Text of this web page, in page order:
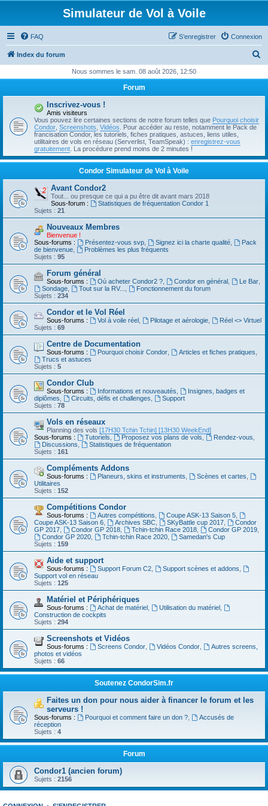
Simulateur de Vol à Voile
FAQ Connexion
S’enregistrer
Index du forum
h
h
Nous sommes le sam. 08 août 2026, 12:50
Forum
Inscrivez-vous !
Amis visiteurs
Vous pouvez lire certaines sections de notre forum telles que Pourquoi choisir
Condor Screenshots Vidéos . Pour accéder au reste, notamment le Pack de
francisation Condor, les tutoriels, fiches pratiques, astuces, liens utiles,
utilitaires de vols en réseau (Serverlist, TeamSpeak) : enregistrez-vous
gratuitement . La procédure prend moins de 2 minutes !
Condor Simulateur de Vol à Voile
Avant Condor2
Tout... ou presque ce qui a pu être dit avant mars 2018
Sous-forum :
Statistiques de fréquentation Condor 1
Sujets : 21
Nouveaux Membres
Bienvenue !
Sous-forums :
Présentez-vous svp, Signez ici la charte qualité,
Pack
de bienvenue
Problèmes les plus fréquents
Sujets : 95
Forum général
Sous-forums : Où acheter Condor2 ?, Condor en général, Le Bar,
Sondage, Tout sur la RV...
Fonctionnement du forum
Sujets : 234
Condor et le Vol Réel
Sous-forums : Vol à voile réel, Pilotage et aérologie,
Réel <> Virtuel
Sujets : 69
Centre de Documentation
Sous-forums : Pourquoi choisir Condor, Articles et fiches pratiques
Trucs et astuces
Sujets : 5
Condor Club
Sous-forums : Informations et nouveautés
Insignes, badges et
diplômes
Circuits, défis et challenges
Support
Sujets : 78
Vols en réseaux
Planning des vols [17H30 Tchin Tchin] [13H30 WeekEnd]
Sous-forums :
Tutoriels Proposez vos plans de vols Rendez-vous
Discussions
Statistiques de fréquentation
Sujets : 161
Compléments Addons
Sous-forums : Planeurs, skins et instruments Scènes et cartes
Utilitaires
Sujets : 152
Compétitions Condor
Sous-forums : Autres compétitions Coupe ASK-13 Saison 5,
Coupe ASK-13 Saison 6
Archives SBC, SKyBattle cup 2017,
Condor
GP 2017
Condor GP 2018, Tchin-tchin Race 2018, Condor GP 2019,
Condor GP 2020, Tchin-tchin Race 2020,
Samedan's Cup
Sujets : 159
Aide et support
Sous-forums : Support Forum C2, Support scènes et addons
Support vol en réseau
Sujets : 125
Matériel et Périphériques
Sous-forums : Achat de matériel, Utilisation du matériel,
Construction de cockpits
Sujets : 294
Screenshots et Vidéos
Sous-forums : Screens Condor, Vidéos Condor,
Autres screens,
photos et vidéos
Sujets : 66
Soutenez CondorSim.fr
Faites un don pour nous aider à financer le forum et les
serveurs !
Sous-forums : Pourquoi et comment faire un don ?,
Accusés de
réception
Sujets : 4
Forum
Condor1 (ancien forum)
Sujets : 2156